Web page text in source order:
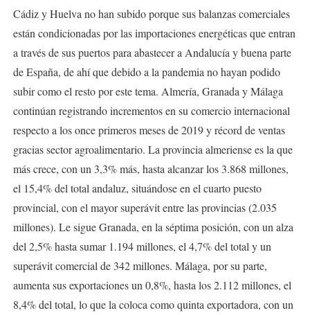
Cádiz y Huelva no han subido porque sus balanzas comerciales
están condicionadas por las importaciones energéticas que entran
a través de sus puertos para abastecer a Andalucía y buena parte
de España, de ahí que debido a la pandemia no hayan podido
subir como el resto por este tema. Almería, Granada y Málaga
continúan registrando incrementos en su comercio internacional
respecto a los once primeros meses de 2019 y récord de ventas
gracias sector agroalimentario. La provincia almeriense es la que
más crece, con un 3,3% más, hasta alcanzar los 3.868 millones,
el 15,4% del total andaluz, situándose en el cuarto puesto
provincial, con el mayor superávit entre las provincias (2.035
millones). Le sigue Granada, en la séptima posición, con un alza
del 2,5% hasta sumar 1.194 millones, el 4,7% del total y un
superávit comercial de 342 millones. Málaga, por su parte,
aumenta sus exportaciones un 0,8%, hasta los 2.112 millones, el
8,4% del total, lo que la coloca como quinta exportadora, con un